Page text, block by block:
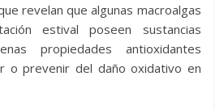
revelan que algunas macroalgas
estival poseen sustancias
propiedades antioxidantes
o prevenir del daño oxidativo en